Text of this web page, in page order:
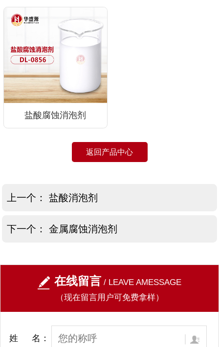
盐酸腐蚀消泡剂
返回产品中心
上一个： 盐酸消泡剂
下一个： 金属腐蚀消泡剂
在线留言 / LEAVE AMESSAGE
（现在留言用户可免费拿样）
姓 名：